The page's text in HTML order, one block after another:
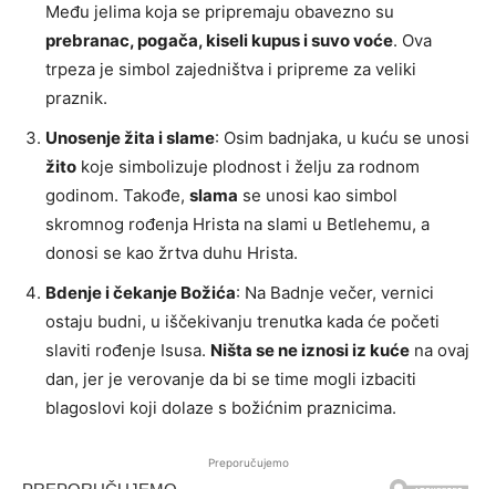
Među jelima koja se pripremaju obavezno su
prebranac, pogača, kiseli kupus i suvo voće. Ova
trpeza je simbol zajedništva i pripreme za veliki
praznik.
Unosenje žita i slame: Osim badnjaka, u kuću se unosi
žito koje simbolizuje plodnost i želju za rodnom
godinom. Takođe, slama se unosi kao simbol
skromnog rođenja Hrista na slami u Betlehemu, a
donosi se kao žrtva duhu Hrista.
Bdenje i čekanje Božića: Na Badnje večer, vernici
ostaju budni, u iščekivanju trenutka kada će početi
slaviti rođenje Isusa. Ništa se ne iznosi iz kuće na ovaj
dan, jer je verovanje da bi se time mogli izbaciti
blagoslovi koji dolaze s božićnim praznicima.
Preporučujemo